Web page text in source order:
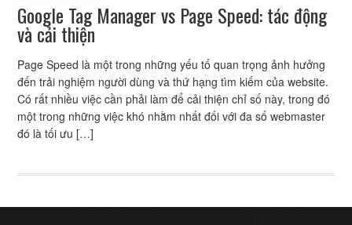
Google Tag Manager vs Page Speed: tác động
và cải thiện
Page Speed là một trong những yếu tố quan trọng ảnh hưởng
đến trải nghiệm người dùng và thứ hạng tìm kiếm của website.
Có rất nhiều việc cần phải làm để cải thiện chỉ số này, trong đó
một trong những việc khó nhằm nhất đối với đa số webmaster
đó là tối ưu […]